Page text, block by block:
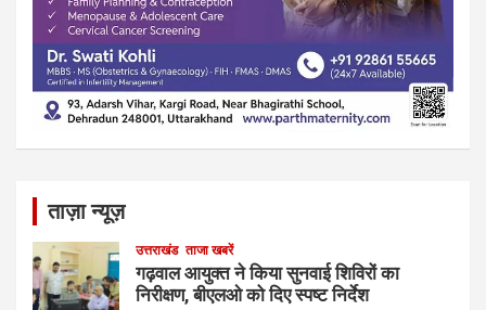
ताज़ा न्यूज़
उत्तराखंड ताजा खबरें
गढ़वाल आयुक्त ने किया सुनवाई शिविरों का
निरीक्षण, बीएलओ को दिए स्पष्ट निर्देश